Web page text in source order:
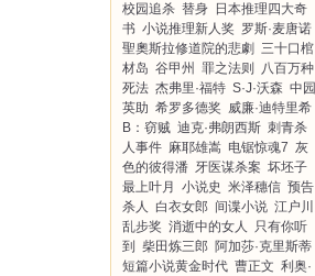
校园追杀 替身 日本推理四大奇
书 小说推理新人奖 罗斯·麦唐诺
聖奧斯拉修道院的悲劇 三十口棺
材岛 谷甲州 罪之法则
八百万种
死法 杰弗里·福特 S·J·沃森 中园
英助 希罗多德奖 威廉·迪特里希
B：窃贼 迪克·弗朗西斯 刺青杀
人事件 麻耶雄嵩 电锯惊魂7 灰
色的彼得潘 牙医谋杀案 坏坯子
最上叶月
小说史 米泽穗信 预告
杀人
白衣女郎 间谍小说 江户川
乱步奖 消逝中的女人
只有你听
到
柴田炼三郎 阿加莎·克里斯蒂
短篇小说黄金时代 曹正文 利奥·